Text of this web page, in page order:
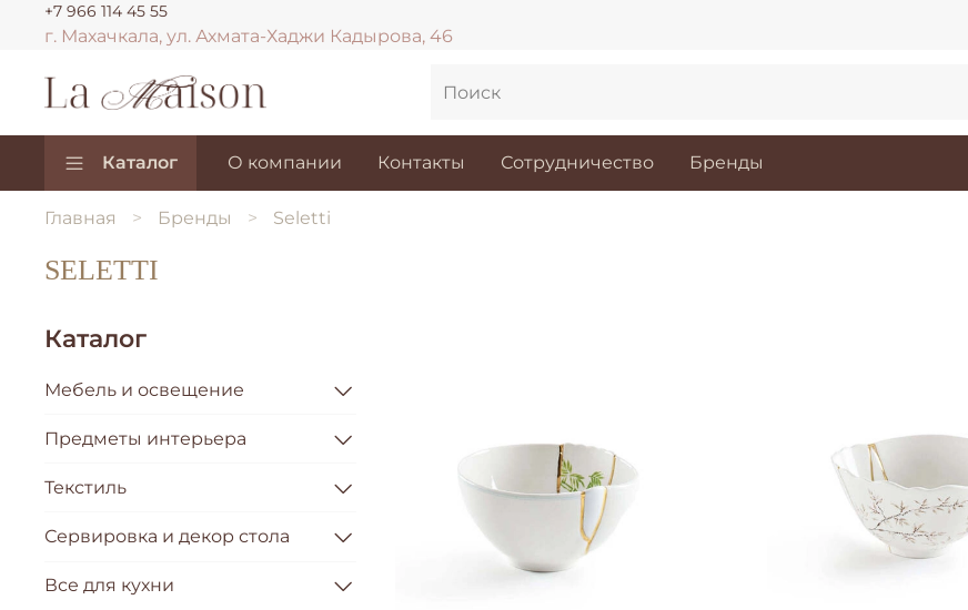
г. Махачкала, ул. Ахмата-Хаджи Кадырова, 46
+7 966 114 45 55
Каталог О компании Контакты Сотрудничество Бренды
Главная Бренды Seletti
SELETTI
Каталог
Мебель и освещение
Предметы интерьера
Текстиль
Сервировка и декор стола
Все для кухни